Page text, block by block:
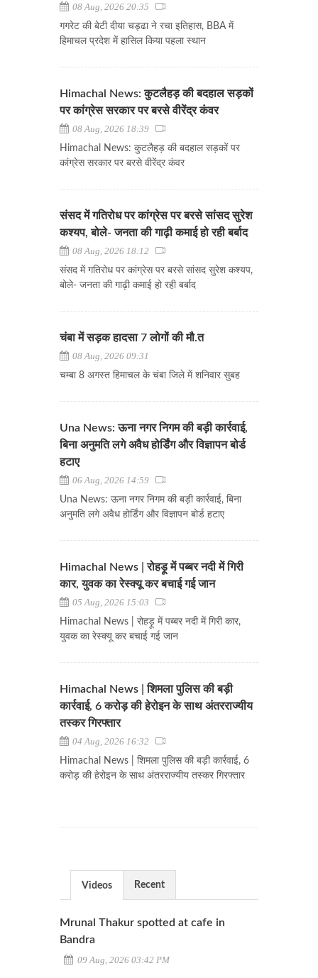
08 Aug, 2026 20:35
गगरेट की बेटी दीया चड्ढा ने रचा इतिहास, BBA में
हिमाचल प्रदेश में हासिल किया पहला स्थान
Himachal News: कुटलैहड़ की बदहाल सड़कों
पर कांग्रेस सरकार पर बरसे वीरेंद्र कंवर
08 Aug, 2026 18:39
Himachal News: कुटलैहड़ की बदहाल सड़कों पर
कांग्रेस सरकार पर बरसे वीरेंद्र कंवर
संसद में गतिरोध पर कांग्रेस पर बरसे सांसद सुरेश
कश्यप, बोले- जनता की गाढ़ी कमाई हो रही बर्बाद
08 Aug, 2026 18:12
संसद में गतिरोध पर कांग्रेस पर बरसे सांसद सुरेश कश्यप,
बोले- जनता की गाढ़ी कमाई हो रही बर्बाद
चंबा में सड़क हादसा 7 लोगों की मौ.त
08 Aug, 2026 09:31
चम्बा 8 अगस्त हिमाचल के चंबा जिले में शनिवार सुबह
Una News: ऊना नगर निगम की बड़ी कार्रवाई,
बिना अनुमति लगे अवैध होर्डिंग और विज्ञापन बोर्ड
हटाए
06 Aug, 2026 14:59
Una News: ऊना नगर निगम की बड़ी कार्रवाई, बिना
अनुमति लगे अवैध होर्डिंग और विज्ञापन बोर्ड हटाए
Himachal News | रोहड़ू में पब्बर नदी में गिरी
कार, युवक का रेस्क्यू कर बचाई गई जान
05 Aug, 2026 15:03
Himachal News | रोहड़ू में पब्बर नदी में गिरी कार,
युवक का रेस्क्यू कर बचाई गई जान
Himachal News | शिमला पुलिस की बड़ी
कार्रवाई, 6 करोड़ की हेरोइन के साथ अंतरराज्यीय
तस्कर गिरफ्तार
04 Aug, 2026 16:32
Himachal News | शिमला पुलिस की बड़ी कार्रवाई, 6
करोड़ की हेरोइन के साथ अंतरराज्यीय तस्कर गिरफ्तार
Videos Recent
Mrunal Thakur spotted at cafe in
Bandra
09 Aug, 2026 03:42 PM